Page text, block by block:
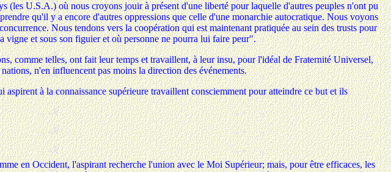
U.S.A.) où nous croyons jouir à présent d'une liberté pour laquelle d'autres peuples n'ont pu
qu'il y a encore d'autres oppressions que celle d'une monarchie autocratique. Nous voyons
Nous tendons vers la coopération qui est maintenant pratiquée au sein des trusts pour
vigne et sous son figuier et où personne ne pourra lui faire peur".
comme telles, ont fait leur temps et travaillent, à leur insu, pour l'idéal de Fraternité Universel,
n'en influencent pas moins la direction des événements.
à la connaissance supérieure travaillent consciemment pour atteindre ce but et ils
en Occident, l'aspirant recherche l'union avec le Moi Supérieur; mais, pour être efficaces, les